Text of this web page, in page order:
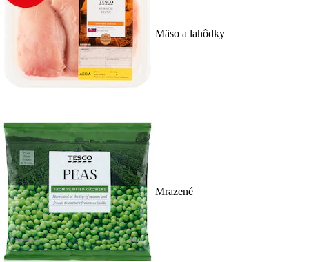
Mäso a lahôdky
Mrazené